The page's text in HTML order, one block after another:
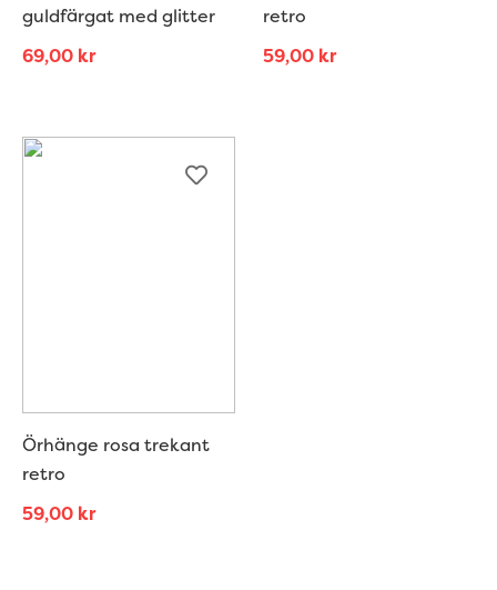
guldfärgat med glitter
69,00 kr
retro
59,00 kr
Örhänge rosa trekant
retro
59,00 kr